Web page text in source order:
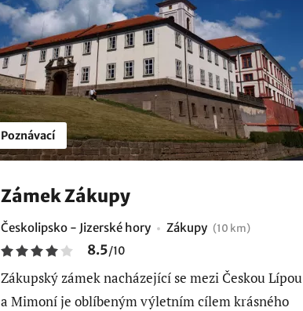
Poznávací
Zámek Zákupy
Českolipsko - Jizerské hory Zákupy (10 km)
8.5/10
Zákupský zámek nacházející se mezi Českou Lípou
a Mimoní je oblíbeným výletním cílem krásného